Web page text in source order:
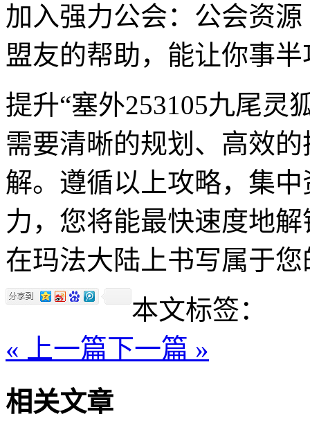
加入强力公会：公会资
盟友的帮助，能让你事
提升“塞外253105九尾灵
需要清晰的规划、高效
解。遵循以上攻略，集
力，您将能最快速度地
在玛法大陆上书写属于
本文标签：
« 上一篇下一篇 »
相关文章